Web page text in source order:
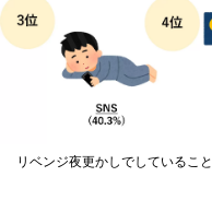
リベンジ夜更かしでしていること